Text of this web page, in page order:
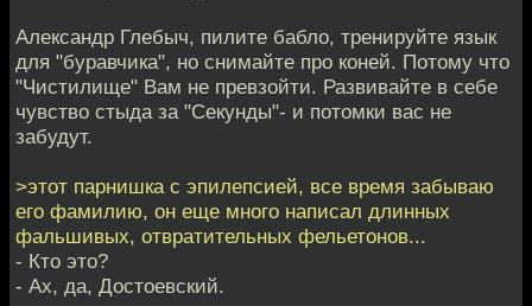
Александр Глебыч, пилите бабло, тренируйте язык
для "буравчика", но снимайте про коней. Потому что
"Чистилище" Вам не превзойти. Развивайте в себе
чувство стыда за "Секунды"- и потомки вас не
забудут.
>этот парнишка с эпилепсией, все время забываю
его фамилию, он еще много написал длинных
фальшивых, отвратительных фельетонов...
- Кто это?
- Ах, да, Достоевский.